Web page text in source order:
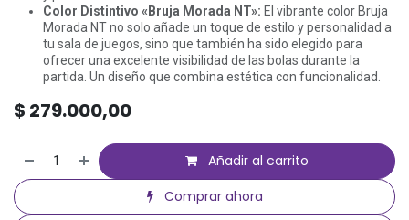
Color Distintivo «Bruja Morada NT»: El vibrante color Bruja
Morada NT no solo añade un toque de estilo y personalidad a
tu sala de juegos, sino que también ha sido elegido para
ofrecer una excelente visibilidad de las bolas durante la
partida. Un diseño que combina estética con funcionalidad.
$ 279.000,00
Añadir al carrito
Comprar ahora